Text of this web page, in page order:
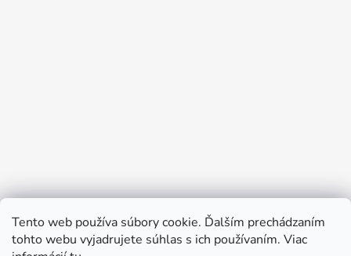
Tento web používa súbory cookie. Ďalším prechádzaním
tohto webu vyjadrujete súhlas s ich používaním. Viac